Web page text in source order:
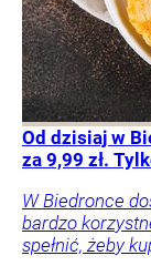
Od dzisiaj w
za 9,99 zł.
W Biedronce
bardzo
spełnić, żeby